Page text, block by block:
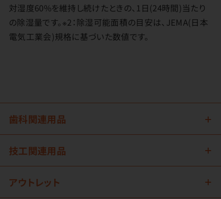
対湿度60%を維持し続けたときの、1日(24時間)当たり
の除湿量です。※2：除湿可能面積の目安は、JEMA(日本
電気工業会)規格に基づいた数値です。
歯科関連用品
技工関連用品
アウトレット